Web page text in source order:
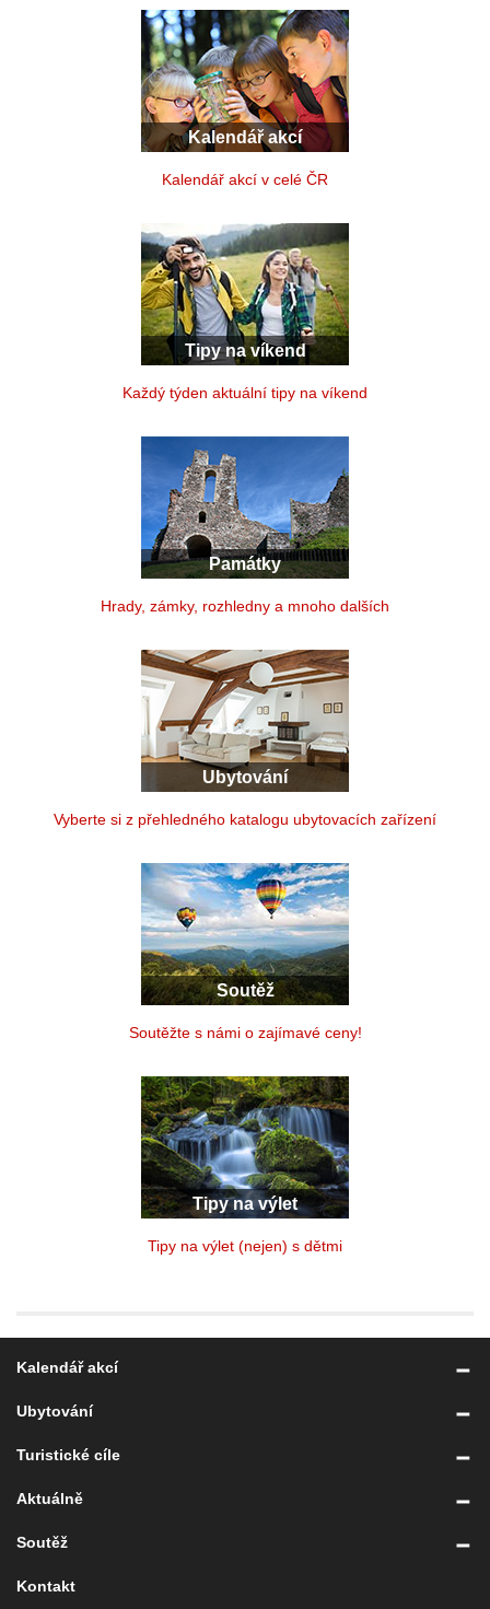
Kalendář akcí
Kalendář akcí v celé ČR
Tipy na víkend
Každý týden aktuální tipy na víkend
Památky
Hrady, zámky, rozhledny a mnoho dalších
Ubytování
Vyberte si z přehledného katalogu ubytovacích zařízení
Soutěž
Soutěžte s námi o zajímavé ceny!
Tipy na výlet
Tipy na výlet (nejen) s dětmi
Kalendář akcí
Ubytování
Turistické cíle
Aktuálně
Soutěž
Kontakt